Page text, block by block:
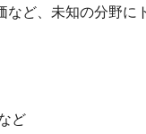
ど、未知の分野
ど